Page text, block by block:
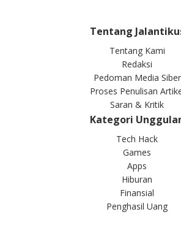
Tentang
Tentang Kami
Redaksi
Pedoman Media Siber
Proses Penulisan
Saran & Kritik
Kategori
Tech Hack
Games
Apps
Hiburan
Finansial
Penghasil Uang